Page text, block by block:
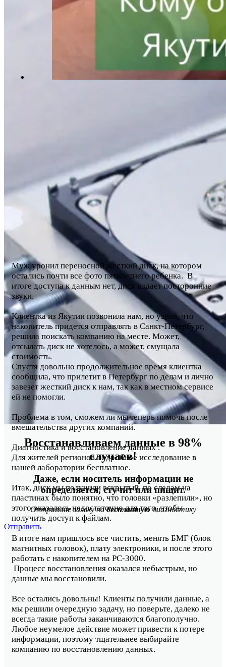
Восстанавливаем данные в 98%
случаев!
Даже, если носитель информации не
определяется, стучит или пищит.
Отправьте заявку набесплатнуюдиагностику
Отправить
Муж уронил переносной жесткий диск, на котором
остались почти все фото пятилетнего ребенка. В
итоге доступа к данным нет, диск издает посторонние
звуки.
Клиентка из Якутии позвонила нам, но узнав, что
накопитель придется отправлять в Санкт-Петербург,
решила поискать компанию на месте. Может,
отсылать диск не хотелось, а может, смущала
стоимость.
Спустя довольно продолжительное время клиентка
сообщила, что прилетит в Петербург по делам и лично
завезет жесткий диск к нам, так как в местном сервисе
ей не помогли.
Проблема в том, сможем ли мы теперь помочь после
вмешательства других компаний.
Диагностика и восстановление данных .
Для жителей регионов подробное исследование в
нашей лаборатории бесплатное.
Итак, диск мы получили вскрытый, по следам на
пластинах было понятно, что головки «разлепили», но
этого оказалось недостаточно для того, чтобы
получить доступ к файлам.
В итоге нам пришлось все чистить, менять БМГ (блок
магнитных головок), плату электроники, и после этого
работать с накопителем на PC-3000.
Процесс восстановления оказался небыстрым, но
данные мы восстановили.
Все остались довольны! Клиенты получили данные, а
мы решили очередную задачу, но поверьте, далеко не
всегда такие работы заканчиваются благополучно.
Любое неумелое действие может привести к потере
информации, поэтому тщательнее выбирайте
компанию по восстановлению данных.